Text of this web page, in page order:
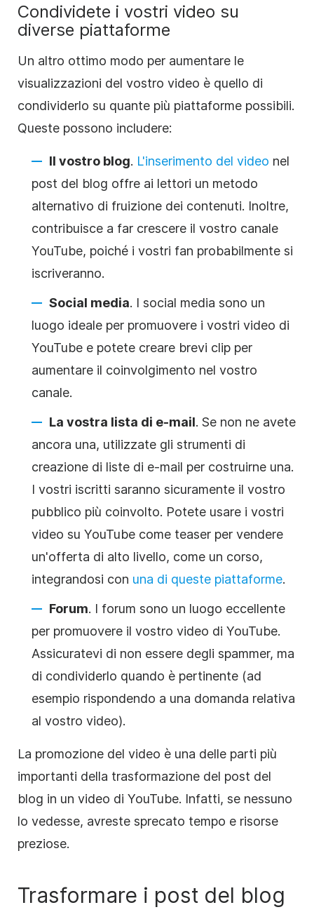
Condividete i vostri video su
diverse piattaforme
Un altro ottimo modo per aumentare le
visualizzazioni del vostro video è quello di
condividerlo su quante più piattaforme possibili.
Queste possono includere:
Il vostro blog. L'inserimento del video nel
post del blog offre ai lettori un metodo
alternativo di fruizione dei contenuti. Inoltre,
contribuisce a far crescere il vostro canale
YouTube, poiché i vostri fan probabilmente si
iscriveranno.
Social media. I social media sono un
luogo ideale per promuovere i vostri video di
YouTube e potete creare brevi clip per
aumentare il coinvolgimento nel vostro
canale.
La vostra lista di e-mail. Se non ne avete
ancora una, utilizzate gli strumenti di
creazione di liste di e-mail per costruirne una.
I vostri iscritti saranno sicuramente il vostro
pubblico più coinvolto. Potete usare i vostri
video su YouTube come teaser per vendere
un'offerta di alto livello, come un corso,
integrandosi con una di queste piattaforme.
Forum. I forum sono un luogo eccellente
per promuovere il vostro video di YouTube.
Assicuratevi di non essere degli spammer, ma
di condividerlo quando è pertinente (ad
esempio rispondendo a una domanda relativa
al vostro video).
La promozione del video è una delle parti più
importanti della trasformazione del post del
blog in un video di YouTube. Infatti, se nessuno
lo vedesse, avreste sprecato tempo e risorse
preziose.
Trasformare i post del blog